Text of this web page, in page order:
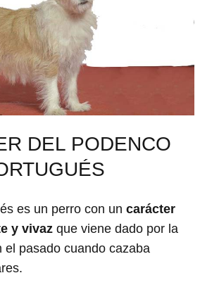
DEL PODENCO
es un perro con un carácter
y vivaz que viene dado por la
el pasado cuando cazaba